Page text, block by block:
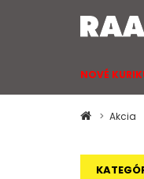
NOVÉ
Akcia